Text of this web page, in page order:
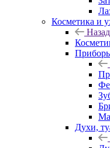
Косметика и
Назад
Духи,